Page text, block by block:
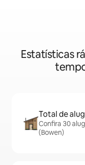
Estatísticas
Total de
Confira 30
(Bowen)